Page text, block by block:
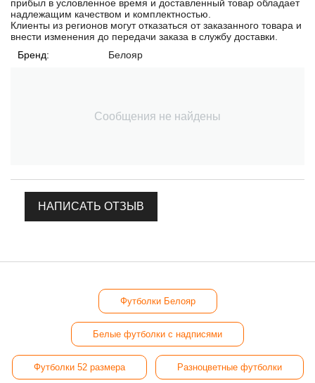
прибыл в условленное время и доставленный товар обладает
надлежащим качеством и комплектностью.
Клиенты из регионов могут отказаться от заказанного товара и
внести изменения до передачи заказа в службу доставки.
Бренд:
Белояр
Сообщения не найдены
НАПИСАТЬ ОТЗЫВ
Футболки Белояр
Белые футболки с надписями
Футболки 52 размера Разноцветные футболки